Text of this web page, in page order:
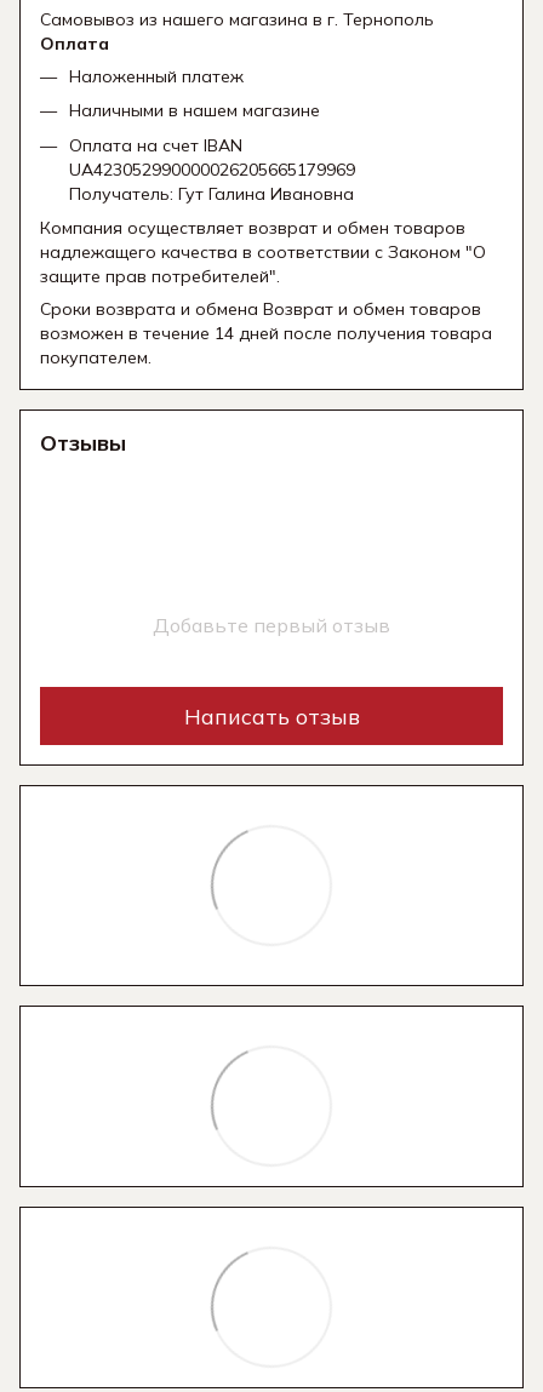
Самовывоз из нашего магазина в г. Тернополь
Оплата
Наложенный платеж
Наличными в нашем магазине
Оплата на счет IBAN
UA423052990000026205665179969
Получатель: Гут Галина Ивановна
Компания осуществляет возврат и обмен товаров
надлежащего качества в соответствии с Законом "О
защите прав потребителей".
Сроки возврата и обмена Возврат и обмен товаров
возможен в течение 14 дней после получения товара
покупателем.
Отзывы
Добавьте первый отзыв
Написать отзыв